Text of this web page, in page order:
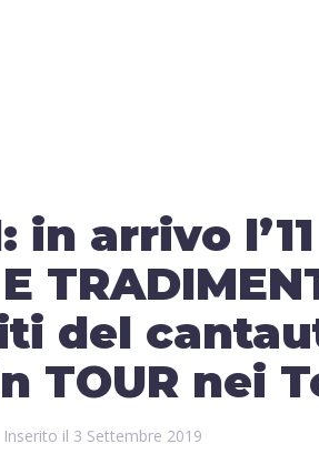
in arrivo
del
TOUR nei
Inserito il 3 Settembre 2019